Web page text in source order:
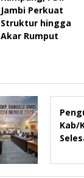
Jambi Perkuat
Struktur hingga
Akar Rumput
Kab/